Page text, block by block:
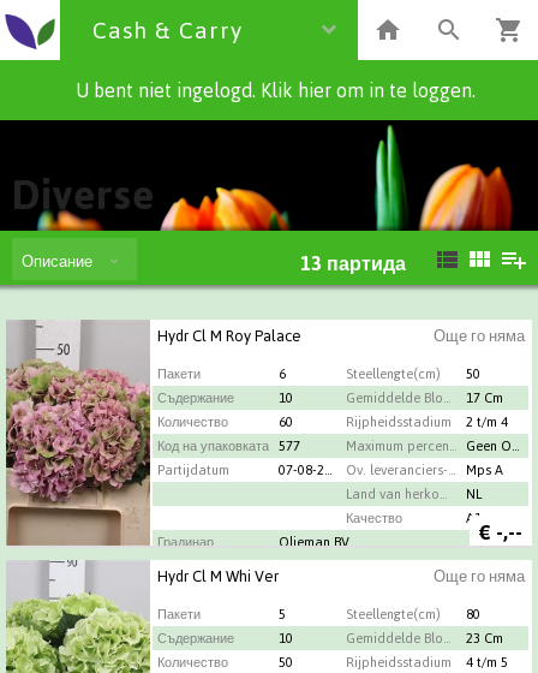
Cash & Carry
U bent niet ingelogd. Klik hier om in te loggen.
Diverse
Описание 13 партида
Още го няма
Hydr Cl M Roy Palace
Пакети 6 Steellengte(cm)
50
Съдержание
10
17 Cm
Количество
60 Rijpheidsstadium
2 t/m 4
Код на упаковката
577
Partijdatum
Mps A
NL
Качество
A1
Градинар
Olieman BV € -,--
Още го няма
Hydr Cl M Whi Ver
Пакети 5 Steellengte(cm)
80
Съдержание
10
23 Cm
Количество
50 Rijpheidsstadium
4 t/m 5